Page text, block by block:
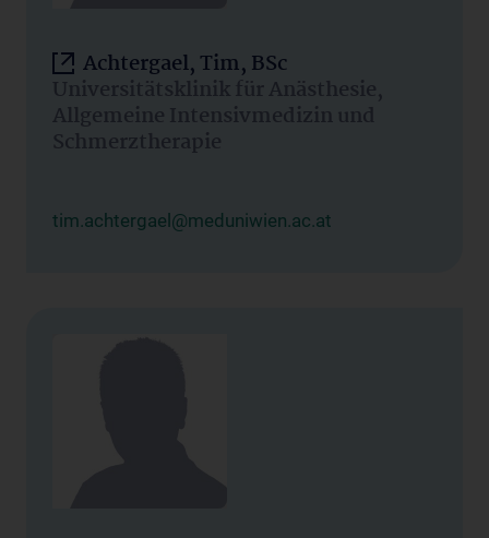
Achtergael, Tim, BSc
Universitätsklinik für Anästhesie,
Allgemeine Intensivmedizin und
Schmerztherapie
tim.achtergael@meduniwien.ac.at